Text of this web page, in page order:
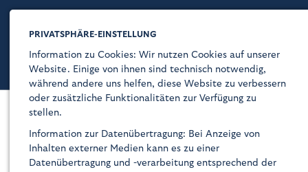
Kaiser-Wilhelm-Gedächtnis-Kirche
Über
PRIVATSPHÄRE-EINSTELLUNG
Information zu Cookies: Wir nutzen Cookies auf unserer
Website. Einige von ihnen sind technisch notwendig,
während andere uns helfen, diese Website zu verbessern
oder zusätzliche Funktionalitäten zur Verfügung zu
stellen.
Information zur Datenübertragung: Bei Anzeige von
Inhalten externer Medien kann es zu einer
Datenübertragung und -verarbeitung entsprechend der